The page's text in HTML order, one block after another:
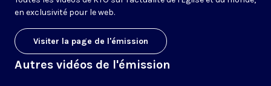
en exclusivité pour le web.
Visiter la page de l'émission
Autres vidéos de l'émission